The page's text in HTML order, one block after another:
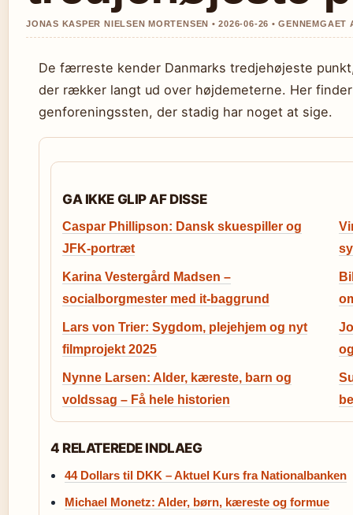
JONAS KASPER NIELSEN MORTENSEN • 2026-06-26 • GENNEMGAET
De færreste kender Danmarks tredjehøjeste
der rækker langt ud over højdemeterne. Her
genforeningssten, der stadig har noget at sige.
GA IKKE GLIP AF DISSE
Caspar Phillipson: Dansk skuespiller og
JFK-portræt
Karina Vestergård Madsen –
socialborgmester med it-baggrund
Lars von Trier: Sygdom, plejehjem og nyt
filmprojekt 2025
Nynne Larsen: Alder, kæreste, barn og
voldssag – Få hele historien
4 RELATEREDE INDLAEG
44 Dollars til DKK – Aktuel Kurs fra Nationalbanken
Michael Monetz: Alder, børn, kæreste og formue